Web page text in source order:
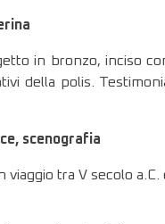
in bronzo, inciso
della polis.
scenografia
viaggio tra V secolo